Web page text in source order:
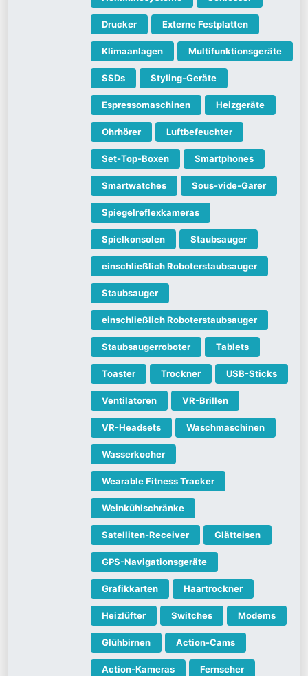
Drucker Externe Festplatten
Klimaanlagen Multifunktionsgeräte
SSDs Styling-Geräte
Espressomaschinen Heizgeräte
Ohrhörer Luftbefeuchter
Set-Top-Boxen Smartphones
Smartwatches Sous-vide-Garer
Spiegelreflexkameras
Spielkonsolen Staubsauger
einschließlich Roboterstaubsauger
Staubsauger
einschließlich Roboterstaubsauger
Staubsaugerroboter Tablets
Toaster Trockner USB-Sticks
Ventilatoren VR-Brillen
VR-Headsets Waschmaschinen
Wasserkocher
Wearable Fitness Tracker
Weinkühlschränke
Satelliten-Receiver Glätteisen
GPS-Navigationsgeräte
Grafikkarten Haartrockner
Heizlüfter Switches Modems
Glühbirnen Action-Cams
Action-Kameras Fernseher